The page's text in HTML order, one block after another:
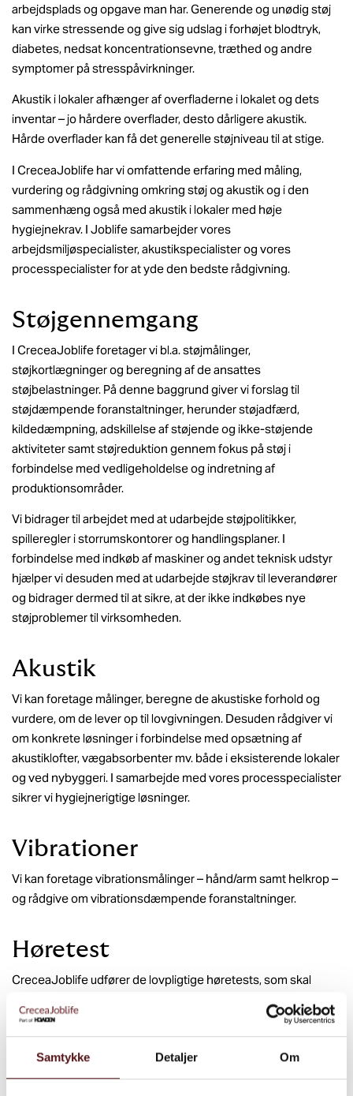
Samtykke Detaljer Om
arbejdsplads og opgave man har. Generende og unødig støj
kan virke stressende og give sig udslag i forhøjet blodtryk,
diabetes, nedsat koncentrationsevne, træthed og andre
symptomer på stresspåvirkninger.
Akustik i lokaler afhænger af overfladerne i lokalet og dets
inventar – jo hårdere overflader, desto dårligere akustik.
Hårde overflader kan få det generelle støjniveau til at stige.
I CreceaJoblife har vi omfattende erfaring med måling,
vurdering og rådgivning omkring støj og akustik og i den
sammenhæng også med akustik i lokaler med høje
hygiejnekrav. I Joblife samarbejder vores
arbejdsmiljøspecialister, akustikspecialister og vores
processpecialister for at yde den bedste rådgivning.
Støjgennemgang
I CreceaJoblife foretager vi bl.a. støjmålinger,
støjkortlægninger og beregning af de ansattes
støjbelastninger. På denne baggrund giver vi forslag til
støjdæmpende foranstaltninger, herunder støjadfærd,
kildedæmpning, adskillelse af støjende og ikke-støjende
aktiviteter samt støjreduktion gennem fokus på støj i
forbindelse med vedligeholdelse og indretning af
produktionsområder.
Vi bidrager til arbejdet med at udarbejde støjpolitikker,
spilleregler i storrumskontorer og handlingsplaner. I
forbindelse med indkøb af maskiner og andet teknisk udstyr
hjælper vi desuden med at udarbejde støjkrav til leverandører
og bidrager dermed til at sikre, at der ikke indkøbes nye
støjproblemer til virksomheden.
Akustik
Vi kan foretage målinger, beregne de akustiske forhold og
vurdere, om de lever op til lovgivningen. Desuden rådgiver vi
om konkrete løsninger i forbindelse med opsætning af
akustiklofter, vægabsorbenter mv. både i eksisterende lokaler
og ved nybyggeri. I samarbejde med vores processpecialister
sikrer vi hygiejnerigtige løsninger.
Vibrationer
Vi kan foretage vibrationsmålinger – hånd/arm samt helkrop –
og rådgive om vibrationsdæmpende foranstaltninger.
Høretest
CreceaJoblife udfører de lovpligtige høretests, som skal
over henholdsvis 80 og 85 dB(A).
I CreceaJoblife rådgiver vores akustikspecialister desuden